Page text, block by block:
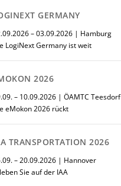
GERMANY
– 03.09.2026 | Hamburg
LogiNext Germany ist weit
2026
– 10.09.2026 | ÖAMTC Teesdorf
eMokon 2026 rückt
TRANSPORTATION 2026
– 20.09.2026 | Hannover
Sie auf der IAA